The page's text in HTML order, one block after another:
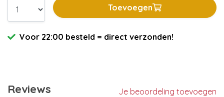
Toevoegen
Voor 22:00 besteld = direct verzonden!
Reviews
Je beoordeling toevoegen